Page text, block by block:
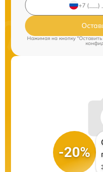
Нажимая на кнопку
-20%